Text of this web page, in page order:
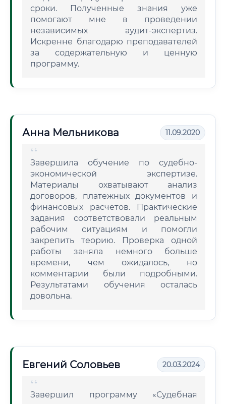
сроки. Полученные знания уже
помогают мне в проведении
независимых аудит-экспертиз.
Искренне благодарю преподавателей
за содержательную и ценную
программу.
Анна Мельникова 11.09.2020
Завершила обучение по судебно-
экономической экспертизе.
Материалы охватывают анализ
договоров, платежных документов и
финансовых расчетов. Практические
задания соответствовали реальным
рабочим ситуациям и помогли
закрепить теорию. Проверка одной
работы заняла немного больше
времени, чем ожидалось, но
комментарии были подробными.
Результатами обучения осталась
довольна.
Евгений Соловьев 20.03.2024
Завершил программу «Судебная